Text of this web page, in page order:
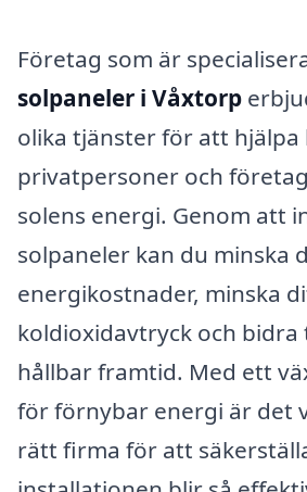
Företag som är
solpaneler i Våxtorp
olika tjänster för att hjälpa
privatpersoner och
solens energi. Genom att
solpaneler kan du minska
energikostnader, minska
koldioxidavtryck och bidra
hållbar framtid. Med ett
för förnybar energi är det
rätt firma för att